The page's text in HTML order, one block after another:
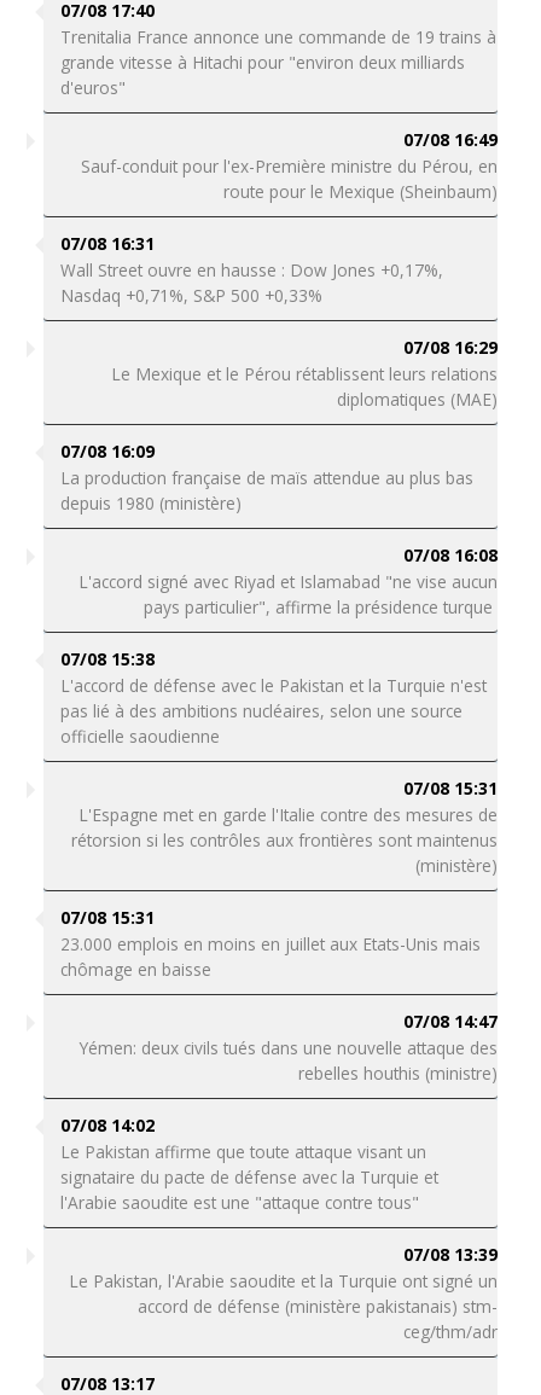
07/08 17:40
Trenitalia France annonce une commande de 19 trains à
grande vitesse à Hitachi pour "environ deux milliards
d'euros"
07/08 16:49
Sauf-conduit pour l'ex-Première ministre du Pérou, en
route pour le Mexique (Sheinbaum)
07/08 16:31
Wall Street ouvre en hausse : Dow Jones +0,17%,
Nasdaq +0,71%, S&P 500 +0,33%
07/08 16:29
Le Mexique et le Pérou rétablissent leurs relations
diplomatiques (MAE)
07/08 16:09
La production française de maïs attendue au plus bas
depuis 1980 (ministère)
07/08 16:08
L'accord signé avec Riyad et Islamabad "ne vise aucun
pays particulier", affirme la présidence turque
07/08 15:38
L'accord de défense avec le Pakistan et la Turquie n'est
pas lié à des ambitions nucléaires, selon une source
officielle saoudienne
07/08 15:31
L'Espagne met en garde l'Italie contre des mesures de
rétorsion si les contrôles aux frontières sont maintenus
(ministère)
07/08 15:31
23.000 emplois en moins en juillet aux Etats-Unis mais
chômage en baisse
07/08 14:47
Yémen: deux civils tués dans une nouvelle attaque des
rebelles houthis (ministre)
07/08 14:02
Le Pakistan affirme que toute attaque visant un
signataire du pacte de défense avec la Turquie et
l'Arabie saoudite est une "attaque contre tous"
07/08 13:39
Le Pakistan, l'Arabie saoudite et la Turquie ont signé un
accord de défense (ministère pakistanais) stm-
ceg/thm/adr
07/08 13:17